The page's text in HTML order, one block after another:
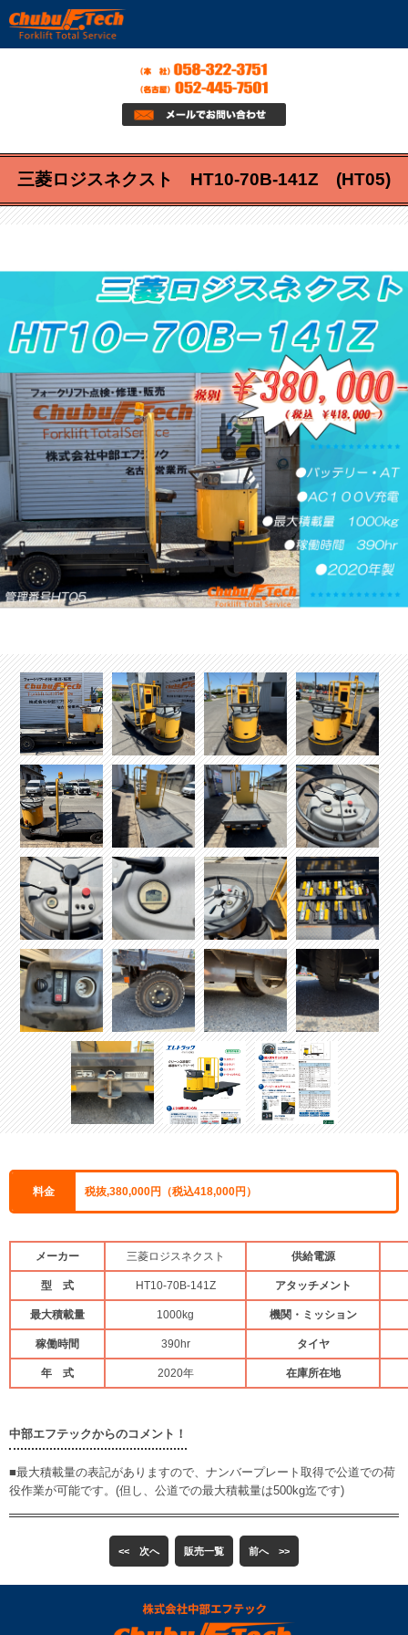
三菱ロジスネクスト HT10-70B-141Z (HT05)
料金 税抜,380,000円（税込418,000円）
メーカー 三菱ロジスネクスト 供給電源
型 式 HT10-70B-141Z アタッチメント
最大積載量 1000kg 機関・ミッション
稼働時間 390hr タイヤ
年 式 2020年 在庫所在地
中部エフテックからのコメント！
■最大積載量の表記がありますので、ナンバープレート取得で公道での荷
役作業が可能です。(但し、公道での最大積載量は500kg迄です)
<< 次へ 販売一覧 前へ >>